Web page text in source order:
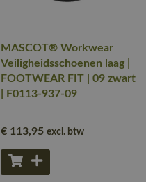
MASCOT® Workwear
Veiligheidsschoenen laag |
FOOTWEAR FIT | 09 zwart
| F0113-937-09
€ 113,95 excl. btw